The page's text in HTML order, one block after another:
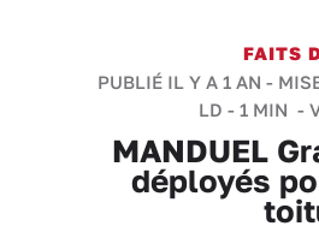
FAITS
PUBLIÉ IL Y A 1 AN -
LD - 1 MIN -
MANDUEL
déployés